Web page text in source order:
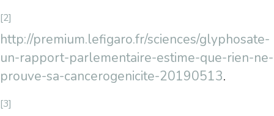
[2]
http://premium.lefigaro.fr/sciences/glyphosate-
un-rapport-parlementaire-estime-que-rien-ne-
prouve-sa-cancerogenicite-20190513.
[3]